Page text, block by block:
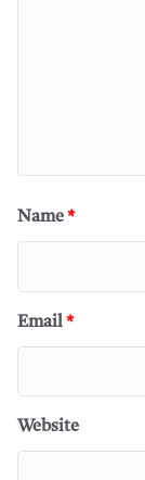
Name*
Email*
Website